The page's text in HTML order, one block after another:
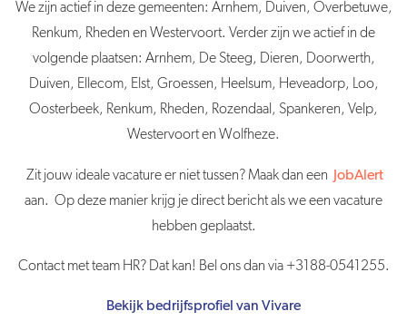
We zijn actief in deze gemeenten: Arnhem, Duiven, Overbetuwe,
Renkum, Rheden en Westervoort. Verder zijn we actief in de
volgende plaatsen: Arnhem, De Steeg, Dieren, Doorwerth,
Duiven, Ellecom, Elst, Groessen, Heelsum, Heveadorp, Loo,
Oosterbeek, Renkum, Rheden, Rozendaal, Spankeren, Velp,
Westervoort en Wolfheze.
Zit jouw ideale vacature er niet tussen? Maak dan een
JobAlert
aan. Op deze manier krijg je direct bericht als we een vacature
hebben geplaatst.
Contact met team HR? Dat kan! Bel ons dan via +3188-0541255.
Bekijk bedrijfsprofiel van Vivare